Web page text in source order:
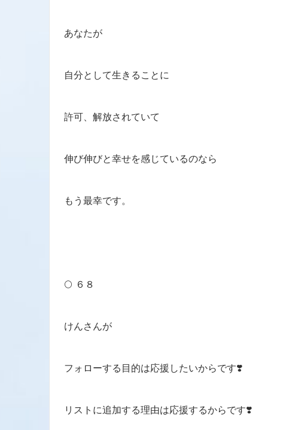
あなたが
自分として生きることに
許可、解放されていて
伸び伸びと幸せを感じているのなら
もう最幸です。
🌕 ６８
けんさんが
フォローする目的は応援したいからです❣️
リストに追加する理由は応援するからです❣️